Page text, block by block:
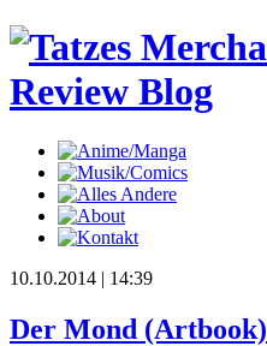
10.10.2014 | 14:39
Der Mond (Artbook)